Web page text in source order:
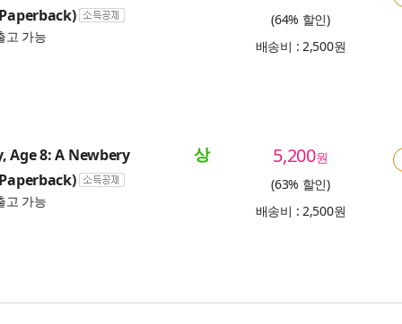
고 가능
(64% 할인)
배송비 : 2,500원
Age 8: A Newbery
고 가능
상 5,200원
(63% 할인)
배송비 : 2,500원